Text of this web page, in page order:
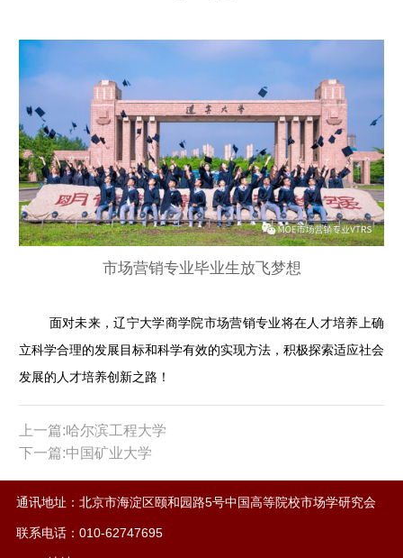
市场营销专业毕业生放飞梦想
面对未来，辽宁大学商学院市场营销专业将在人才培养上确
立科学合理的发展目标和科学有效的实现方法，积极探索适应社会
发展的人才培养创新之路！
上一篇:哈尔滨工程大学
下一篇:中国矿业大学
通讯地址：北京市海淀区颐和园路5号中国高等院校市场学研究会
联系电话：010-62747695